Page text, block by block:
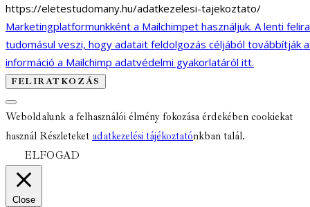
https://eletestudomany.hu/adatkezelesi-tajekoztato/
Marketingplatformunkként a Mailchimpet használjuk. A lenti
tudomásul veszi, hogy adatait feldolgozás céljából továbbítják
információ a Mailchimp adatvédelmi gyakorlatáról itt.
Weboldalunk a felhasználói élmény fokozása érdekében cookiekat
használ Részleteket adatkezelési tájékoztatónkban talál.
ELFOGAD
Close